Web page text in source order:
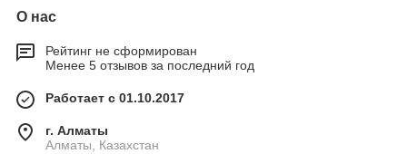
О нас
Рейтинг не сформирован
Менее 5 отзывов за последний год
Работает с 01.10.2017
г. Алматы
Алматы, Казахстан